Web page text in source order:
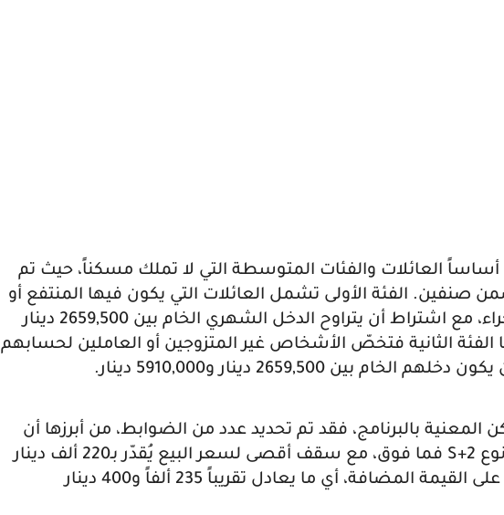
العائلات والفئات المتوسطة التي لا تملك مسكناً، حيث تم
صنفين. الفئة الأولى تشمل العائلات التي يكون فيها المنتفع أو
زوجه/زوجته من الأجراء، مع اشتراط أن يتراوح الدخل الشهري الخام بين 2659,500 دينار
دينار. أما الفئة الثانية فتخصّ الأشخاص غير المتزوجين أو العاملين لحسابهم
بين 2659,500 دينار و5910,000 دينار.
المعنية بالبرنامج، فقد تم تحديد عدد من الضوابط، من أبرزها أن
يكون المسكن من نوع S+2 فما فوق، مع سقف أقصى لسعر البيع يُقدّر بـ220 ألف دينار
دون احتساب الأداء على القيمة المضافة، أي ما يعادل تقريباً 235 ألفاً و400 دينار